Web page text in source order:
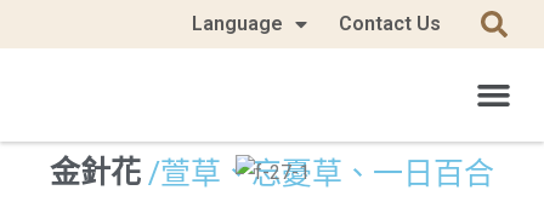
Language Contact Us
金針花 /萱草、忘憂草、一日百合